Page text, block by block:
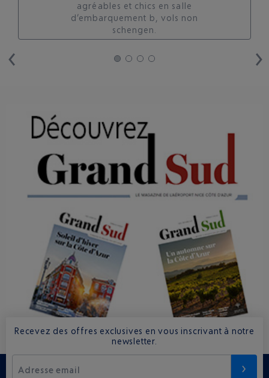
agréables et chics en salle
d’embarquement b, vols non
schengen.
Recevez des offres exclusives en vous inscrivant à notre
newsletter.
Adresse email